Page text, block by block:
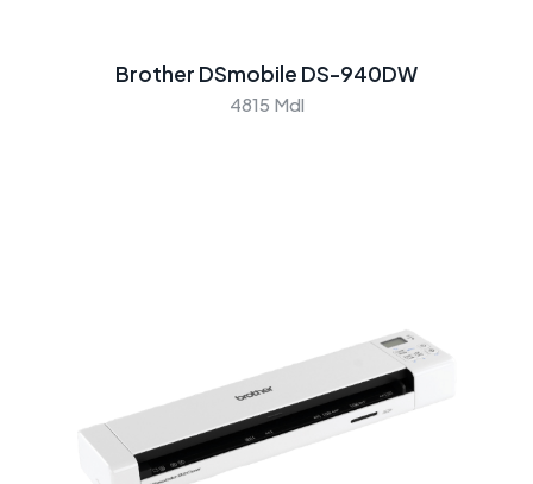
Brother DSmobile DS-940DW
4815 Mdl